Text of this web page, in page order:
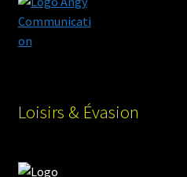
Loisirs & Évasion